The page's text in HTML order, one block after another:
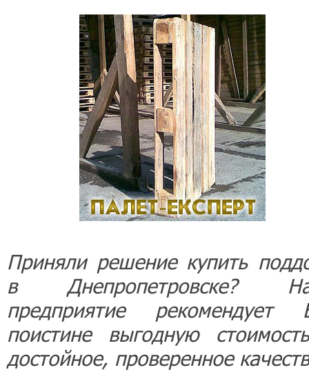
Приняли решение купить
в Днепропетровске?
предприятие рекомендует
поистине выгодную
достойное, проверенное